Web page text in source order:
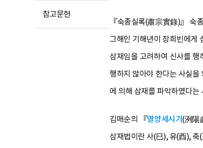
참고문헌
『숙종실록(肅宗實錄)』 숙
그해인 기해년이 장희빈에게
삼재임을 고려하여 신사를
행하지 않아야 한다는 사실
에 의해 삼재를 파악하였다는
김매순의 『열양세시기 (洌陽
삼재법이란 사(巳), 유(酉),